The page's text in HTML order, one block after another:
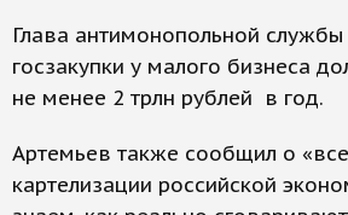
Глава антимонопольной службы
госзакупки у малого бизнеса
не менее 2 трлн рублей в год.
Артемьев также сообщил о
картелизации российской